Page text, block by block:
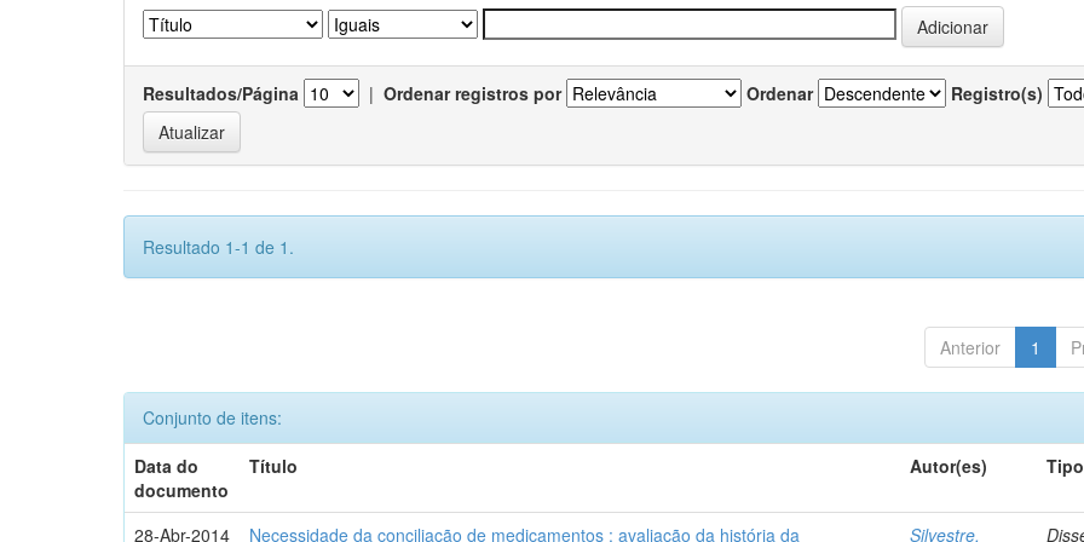
Resultados/Página | Ordenar registros por Ordenar Registro(s)
Resultado 1-1 de 1.
Anterior 1
Conjunto de itens:
Data do
documento
Título Autor(es) Tipo
28-Abr-2014 Necessidade da conciliação de medicamentos : avaliação da história da Silvestre,